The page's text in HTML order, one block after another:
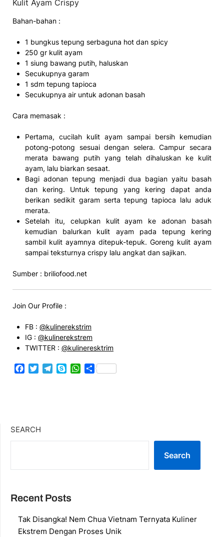
Kulit Ayam Crispy
Bahan-bahan :
1 bungkus tepung serbaguna hot dan spicy
250 gr kulit ayam
1 siung bawang putih, haluskan
Secukupnya garam
1 sdm tepung tapioca
Secukupnya air untuk adonan basah
Cara memasak :
Pertama, cucilah kulit ayam sampai bersih kemudian
potong-potong sesuai dengan selera. Campur secara
merata bawang putih yang telah dihaluskan ke kulit
ayam, lalu biarkan sesaat.
Bagi adonan tepung menjadi dua bagian yaitu basah
dan kering. Untuk tepung yang kering dapat anda
berikan sedikit garam serta tepung tapioca lalu aduk
merata.
Setelah itu, celupkan kulit ayam ke adonan basah
kemudian balurkan kulit ayam pada tepung kering
sambil kulit ayamnya ditepuk-tepuk. Goreng kulit ayam
sampai teksturnya crispy lalu angkat dan sajikan.
Sumber : briliofood.net
Join Our Profile :
FB : @kulinerekstrim
IG : @kulinerekstrem
TWITTER : @kulineresktrim
Facebook
TwitterTelegram
SkypeWhatsApp
Share
SEARCH
Search
Recent Posts
Tak Disangka! Nem Chua Vietnam Ternyata Kuliner
Ekstrem Dengan Proses Unik